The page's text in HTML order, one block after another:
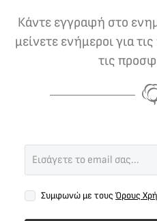
Κάντε εγγραφή στο
μείνετε ενήμεροι για
τις
Συμφωνώ με τους Όρους